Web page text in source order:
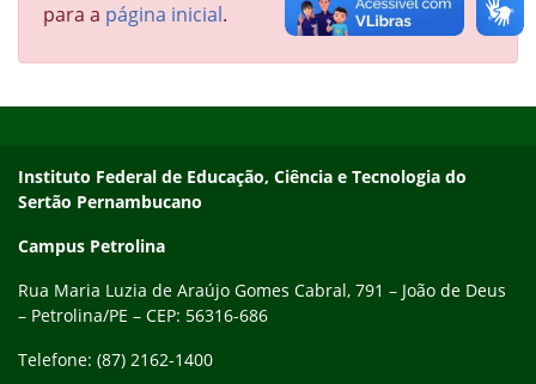
para a página inicial.
Endereço
Instituto Federal de Educação, Ciência e Tecnologia do
Sertão Pernambucano
Campus Petrolina
Rua Maria Luzia de Araújo Gomes Cabral, 791 – João de Deus
– Petrolina/PE – CEP: 56316-686
Telefone: (87) 2162-1400